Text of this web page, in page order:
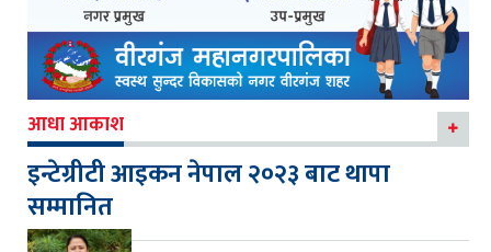
आधा आकाश
इन्टेग्रीटी आइकन नेपाल २०२३ बाट थापा
सम्मानित